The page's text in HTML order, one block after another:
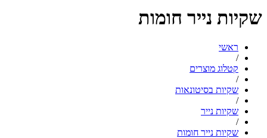
שקיות נייר חומות
ראשי
/
קטלוג מוצרים
/
שקיות בסיטונאות
/
שקיות נייר
/
שקיות נייר חומות